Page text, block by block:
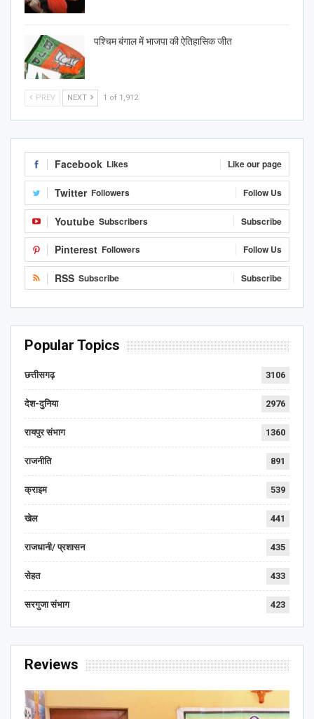
पश्चिम बंगाल में भाजपा की ऐतिहासिक जीत
PREV NEXT 1 of 1,912
Facebook Likes Like our page
Twitter Followers Follow Us
Youtube Subscribers Subscribe
Pinterest Followers Follow Us
RSS Subscribe Subscribe
Popular Topics
छत्तीसगढ़ 3106
देश-दुनिया 2976
रायपुर संभाग 1360
राजनीति 891
क्राइम 539
खेल 441
राजधानी/ प्रशासन 435
सेहत 433
सरगुजा संभाग 423
Reviews